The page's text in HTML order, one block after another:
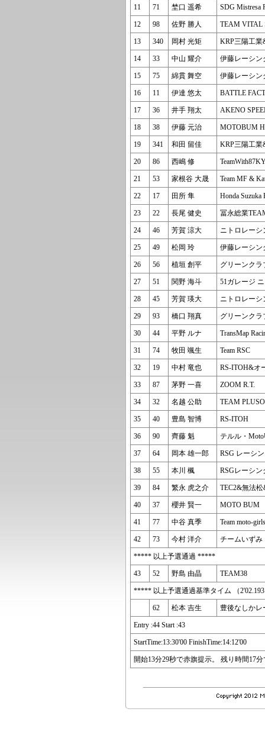
11 71 埜口 遥希 SDG Mistresa
12 98 佐野 勝人 TEAM VITAL
13 340 岡村 光矩 KRP三陽工業
14 33 中山 耀介 伊藤レーシン
15 75 綿貫 舞空 伊藤レーシン
16 11 伊達 悠太 BATTLE
17 36 井手 翔太 AKENO
18 38 伊藤 元治 MOTOBUM
19 341 和田 留佳 KRP三陽工業
20 86 西嶋 修
21 53 家根谷 大晟 Team MF &
22 17 田所 隼 Honda Suzuka
23 22 長尾 健史 冨永総業
24 46 芳賀 涼大 ニトロレーシ
25 49 松岡 玲 伊藤レーシン
26 56 植垣 創平 グリーンクラ
27 51 関野 海斗 51ガレージ
28 45 芳賀 瑛大 ニトロレーシ
29 93 橋口 翔真 グリーンクラ
30 44 平野 ルナ TransMap
31 74 牧田 颯生 Team RSC
32 19 中村 竜也 RS-ITOH&オ
33 87 茅野 一喜 ZOOM R.T.
34 32 名越 公助 TEAM
35 40 豊島 智博 RS-ITOH
36 90 齊藤 魁 テルル・
37 64 岡本 雄一郎 RSG レーシ
38 55 本川 楓 RSGレーシン
39 84 繁永 虎之介 TEC2&無法松
40 37 櫻井 賢一 MOTO BUM
41 77 中谷 真季 Team moto-girls
42 73 今村 洋介 チームいずみ
***** 以上予選通過 *****
43 52 野島 由晶 TEAM38
***** 以上予選通過基準タイム （
62 松本 吉生 豊後なしか
Entry :44 Start :43
StartTime:13:30'00 FinishTime:14:12'00
開始13分29秒で赤旗提示。 残り時間17